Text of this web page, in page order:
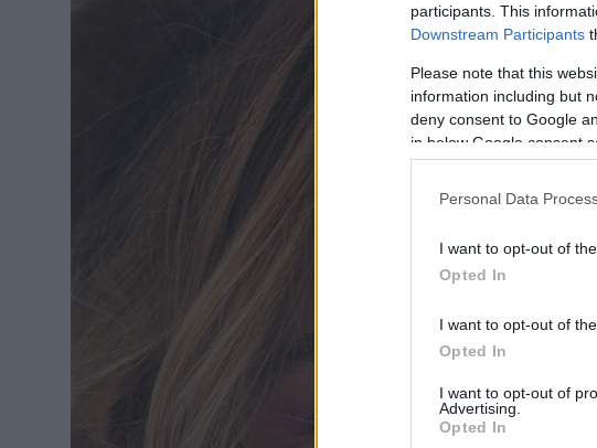
participants. This
Downstream Participants
Please note that this
information including but
deny consent to Google
in below Google consent
Personal Data
I want to opt-out of
Opted In
I want to opt-out of
Opted In
I want to opt-out of
Advertising.
Opted In